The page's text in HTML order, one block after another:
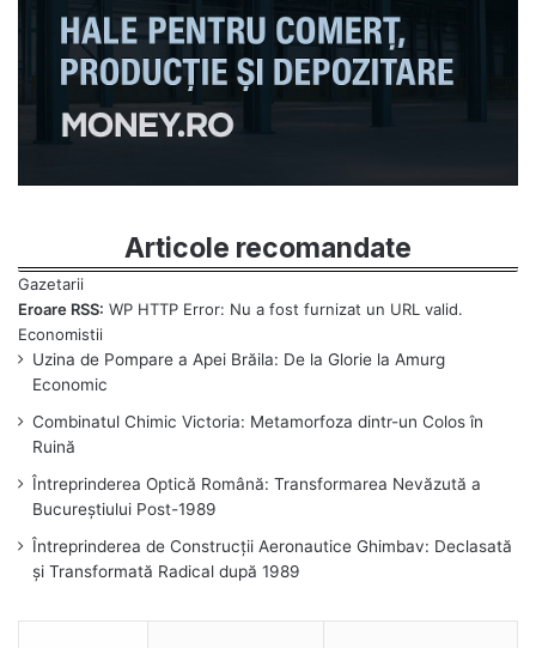
Articole recomandate
Eroare RSS: WP HTTP Error: Nu a fost furnizat un URL valid.
Uzina de Pompare a Apei Brăila: De la Glorie la Amurg
Economic
Combinatul Chimic Victoria: Metamorfoza dintr-un Colos în
Ruină
Întreprinderea Optică Română: Transformarea Nevăzută a
Bucureștiului Post-1989
Întreprinderea de Construcții Aeronautice Ghimbav: Declasată
și Transformată Radical după 1989